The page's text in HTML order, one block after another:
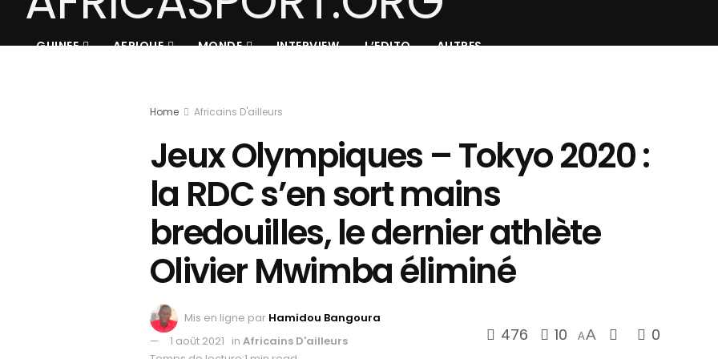
GUINEE AFRIQUE MONDE INTERVIEW L’EDITO AUTRES
Home Africains D'ailleurs
Jeux Olympiques – Tokyo 2020 :
la RDC s’en sort mains
bredouilles, le dernier athlète
Olivier Mwimba éliminé
Mis en ligne par Hamidou Bangoura
1 août 2021 in Africains D'ailleurs
476 10 AA 0